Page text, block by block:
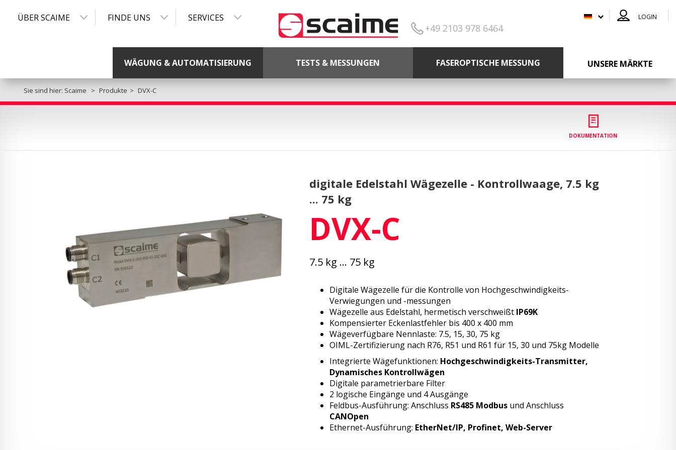
ÜBER SCAIME FINDE UNS SERVICES
+49 2103 978 6464
LOGIN
WÄGUNG & AUTOMATISIERUNG TESTS & MESSUNGEN FASEROPTISCHE MESSUNG UNSERE MÄRKTE
Sie sind hier: Scaime Produkte DVX-C
DOKUMENTATION
digitale Edelstahl Wägezelle - Kontrollwaage, 7.5 kg
... 75 kg
DVX-C
7.5 kg ... 75 kg
Digitale Wägezelle für die Kontrolle von Hochgeschwindigkeits-
Verwiegungen und -messungen
Wägezelle aus Edelstahl, hermetisch verschweißt IP69K
Kompensierter Eckenlastfehler bis 400 x 400 mm
Wägeverfügbare Nennlaste: 7.5, 15, 30, 75 kg
OIML-Zertifizierung nach R76, R51 und R61 für 15, 30 und 75kg Modelle
Integrierte Wägefunktionen: Hochgeschwindigkeits-Transmitter,
Dynamisches Kontrollwägen
Digitale parametrierbare Filter
2 logische Eingänge und 4 Ausgänge
Feldbus-Ausführung: Anschluss RS485 Modbusund Anschluss
CANOpen
Ethernet-Ausführung: EtherNet/IP, Profinet, Web-Server